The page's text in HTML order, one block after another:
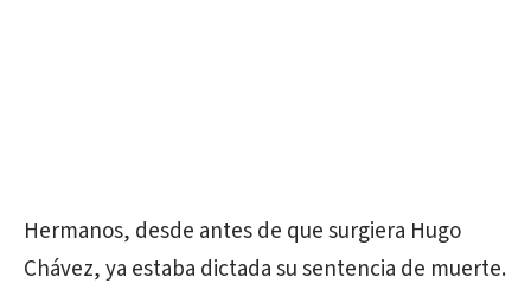
Hermanos, desde antes de que surgiera Hugo
Chávez, ya estaba dictada su sentencia de muerte.